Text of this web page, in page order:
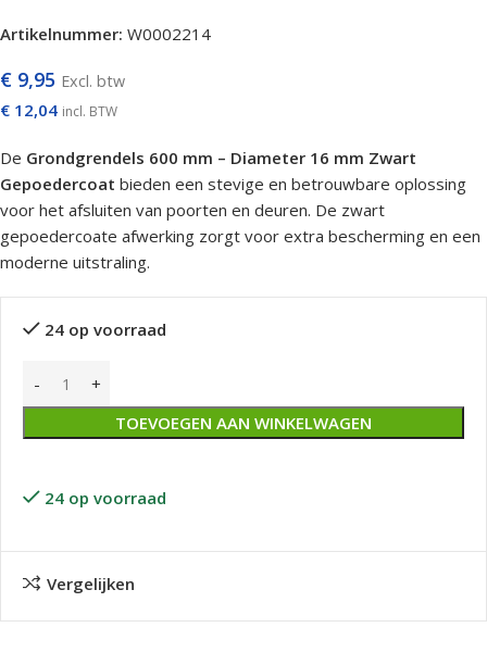
Artikelnummer: W0002214
€ 9,95 Excl. btw
€ 12,04 incl. BTW
De Grondgrendels 600 mm – Diameter 16 mm Zwart
Gepoedercoat bieden een stevige en betrouwbare oplossing
voor het afsluiten van poorten en deuren. De zwart
gepoedercoate afwerking zorgt voor extra bescherming en een
moderne uitstraling.
24 op voorraad
TOEVOEGEN AAN WINKELWAGEN
24 op voorraad
Vergelijken